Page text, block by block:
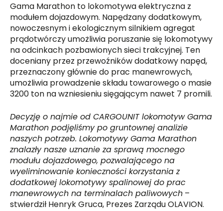
Gama Marathon to lokomotywa elektryczna z
modułem dojazdowym. Napędzany dodatkowym,
nowoczesnym i ekologicznym silnikiem agregat
prądotwórczy umożliwia poruszanie się̨ lokomotywy
na odcinkach pozbawionych sieci trakcyjnej. Ten
doceniany przez przewoźników dodatkowy napęd,
przeznaczony głównie do prac manewrowych,
umożliwia prowadzenie składu towarowego o masie
3200 ton na wzniesieniu sięgającym nawet 7 promili.
Decyzję o najmie od CARGOUNIT lokomotyw Gama
Marathon podjęliśmy po gruntownej analizie
naszych potrzeb. Lokomotywy Gama Marathon
znalazły nasze uznanie za sprawą mocnego
modułu dojazdowego, pozwalającego na
wyeliminowanie konieczności korzystania z
dodatkowej lokomotywy spalinowej do prac
manewrowych na terminalach paliwowych –
stwierdził Henryk Gruca, Prezes Zarządu OLAVION.